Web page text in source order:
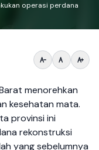
operasi perdana
menorehkan
kesehatan mata.
provinsi ini
rekonstruksi
yang sebelumnya